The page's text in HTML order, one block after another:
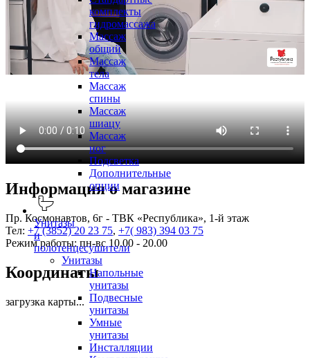
комплекты
гидромассажа
Массаж
общий
Массаж
тела
Массаж
спины
Массаж
шиацу
Массаж
ног
Подсветка
Дополнительные
опции
Унитазы
и
полотенцесушители
Унитазы
Напольные
унитазы
Подвесные
унитазы
Умные
унитазы
Инсталляции
Информация о магазине
Пр. Космонавтов, 6г - ТВК «Республика», 1-й этаж
Тел: +7 (3852) 20 23 75, +7( 983) 394 03 75
Режим работы: пн-вс 10.00 - 20.00
Координаты
загрузка карты...